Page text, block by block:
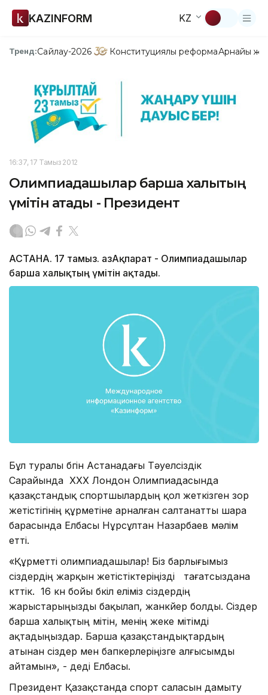
KAZINFORM KZ
Тренд:Сайлау-2026 Конституциялық реформаАрнайы
16:37, 17 Тамыз 2012
Олимпиадашылар барша халықтың
үмітін ақтады - Президент
АСТАНА. 17 тамыз. ҚазАқпарат - Олимпиадашылар
барша халықтың үмітін ақтады.
Бұл туралы бүгін Астанадағы Тәуелсіздік
Сарайында ХХХ Лондон Олимпиадасында
қазақстандық спортшылардың қол жеткізген зор
жетістігінің құрметіне арналған салтанатты шара
барасында Елбасы Нұрсұлтан Назарбаев мәлім
етті.
«Құрметті олимпиадашылар! Біз барлығымыз
сіздердің жарқын жетістіктеріңізді тағатсыздана
күттік. 16 күн бойы бүкіл еліміз сіздердің
жарыстарыңызды бақылап, жанкүйер болды. Сіздер
барша халықтың үмітін, менің жеке үмітімді
ақтадыңыздар. Барша қазақстандықтардың
атынан сіздер мен бапкерлеріңізге алғысымды
айтамын», - деді Елбасы.
Президент Қазақстанда спорт саласын дамыту